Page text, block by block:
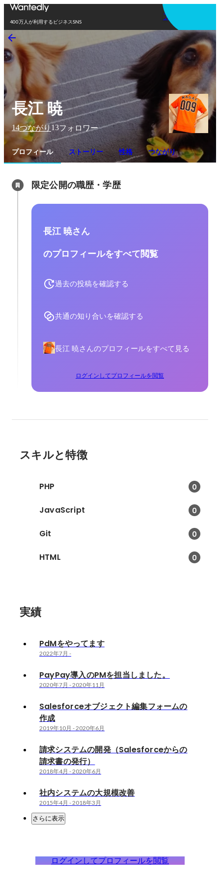
400万人が利用するビジネスSNS
アプリを使う
長江 暁
14つながり13フォロワー
プロフィール ストーリー 性格 つながり
限定公開の職歴・学歴
長江 暁さん
のプロフィールをすべて閲覧
過去の投稿を確認する
共通の知り合いを確認する
長江 暁さんのプロフィールをすべて見る
ログインしてプロフィールを閲覧
スキルと特徴
PHP 0
JavaScript 0
Git 0
HTML 0
実績
PdMをやってます
2022年7月 -
PayPay導入のPMを担当しました。
2020年7月 -2020年11月
Salesforceオブジェクト編集フォームの
作成
2019年10月 -2020年6月
請求システムの開発（Salesforceからの
請求書の発行）
2018年4月 -2020年6月
社内システムの大規模改善
2015年4月 -2018年3月
さらに表示
ログインしてプロフィールを閲覧